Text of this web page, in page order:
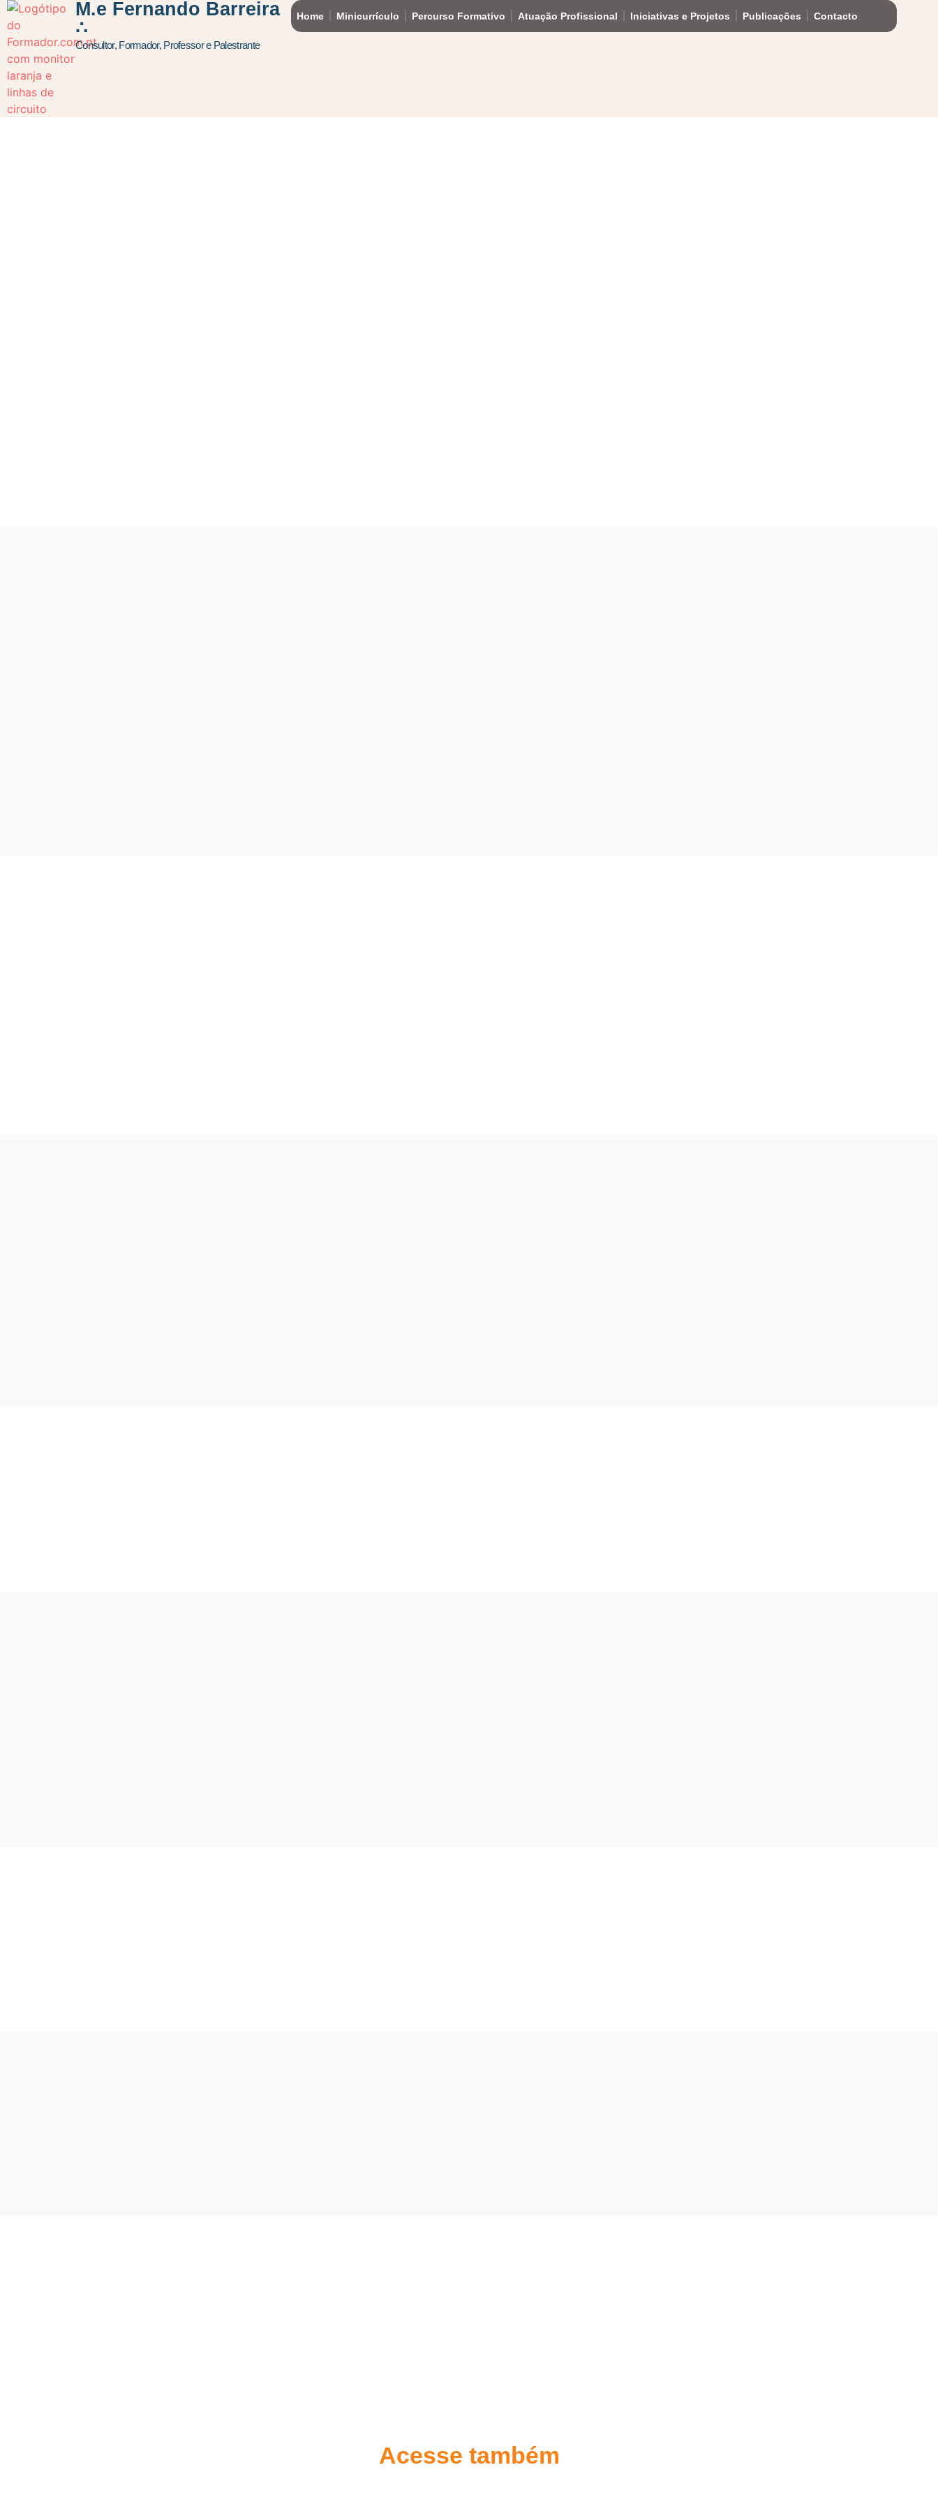
M.e Fernando Barreira
∴
Consultor, Formador, Professor e Palestrante
Home Minicurrículo Percurso Formativo Atuação Profissional Iniciativas e Projetos Publicações Contacto
Acesse também